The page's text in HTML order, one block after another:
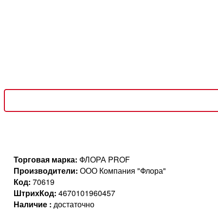
Торговая марка: ФЛОРА PROF
Производители: ООО Компания "Флора"
Код: 70619
ШтрихКод: 4670101960457
Наличие : достаточно